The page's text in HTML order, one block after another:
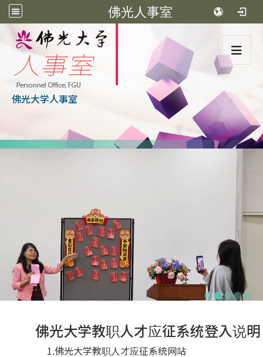
佛光人事室
:::
佛光大学人事室
佛光大学教职人才应征系统登入说明
1.佛光大学教职人才应征系统网站